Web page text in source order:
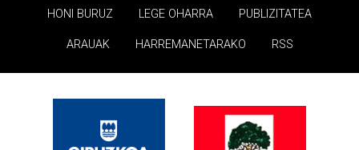
HONI BURUZ LEGE OHARRA PUBLIZITATEA
ARAUAK HARREMANETARAKO RSS